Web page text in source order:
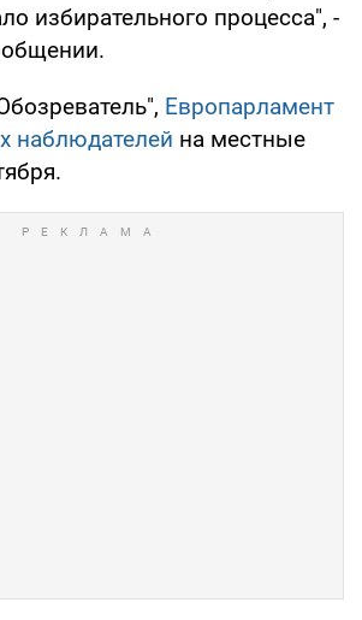
избирательного процесса", -
Европарламент
наблюдателей на местные